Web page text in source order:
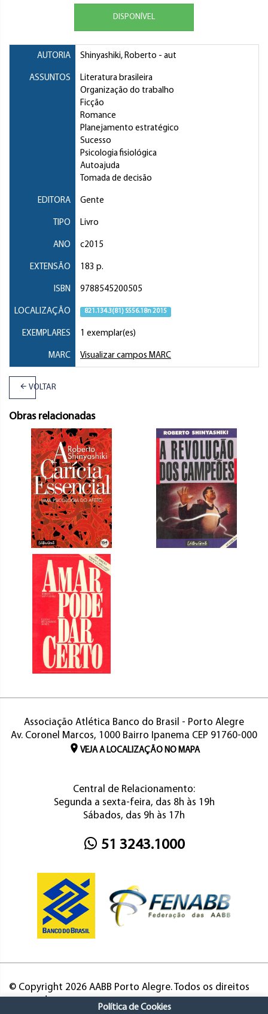
DISPONÍVEL
AUTORIA Shinyashiki, Roberto - aut
ASSUNTOS
Literatura brasileira
Organização do trabalho
Ficção
Romance
Planejamento estratégico
Sucesso
Psicologia fisiológica
Autoajuda
Tomada de decisão
EDITORA Gente
TIPO Livro
ANO c2015
EXTENSÃO 183 p.
ISBN 9788545200505
LOCALIZAÇÃO 821.134.3(81) S556.18n 2015
EXEMPLARES 1 exemplar(es)
MARC Visualizar campos MARC
VOLTAR
Obras relacionadas
Associação Atlética Banco do Brasil - Porto Alegre
Av. Coronel Marcos, 1000 Bairro Ipanema CEP 91760-000
VEJA A LOCALIZAÇÃO NO MAPA
Central de Relacionamento:
Segunda a sexta-feira, das 8h às 19h
Sábados, das 9h às 17h
51 3243.1000
© Copyright 2026 AABB Porto Alegre. Todos os direitos
Política de Cookies